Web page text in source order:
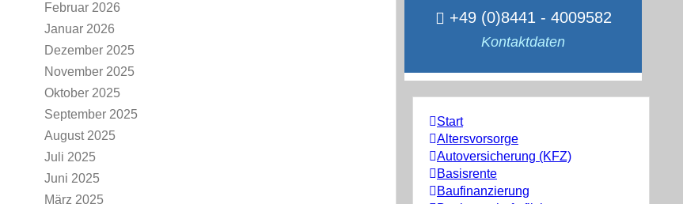
+49 (0)8441 - 4009582
Kontaktdaten
Start
Altersvorsorge
Autoversicherung (KFZ)
Basisrente
Baufinanzierung
Februar 2026
Januar 2026
Dezember 2025
November 2025
Oktober 2025
September 2025
August 2025
Juli 2025
Juni 2025
März 2025